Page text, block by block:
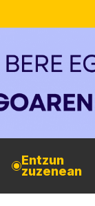
Entzun
zuzenean